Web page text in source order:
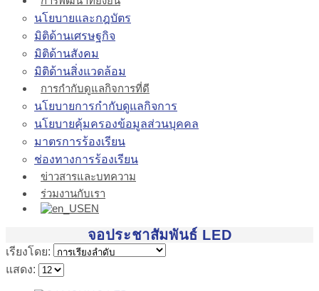
นโยบายและกฎบัตร
มิติด้านเศรษฐกิจ
มิติด้านสังคม
มิติด้านสิ่งแวดล้อม
การกำกับดูแลกิจการที่ดี
นโยบายการกำกับดูแลกิจการ
นโยบายคุ้มครองข้อมูลส่วนบุคคล
มาตรการร้องเรียน
ช่องทางการร้องเรียน
ข่าวสารและบทความ
ร่วมงานกับเรา
EN
จอประชาสัมพันธ์ LED
เรียงโดย:
แสดง: